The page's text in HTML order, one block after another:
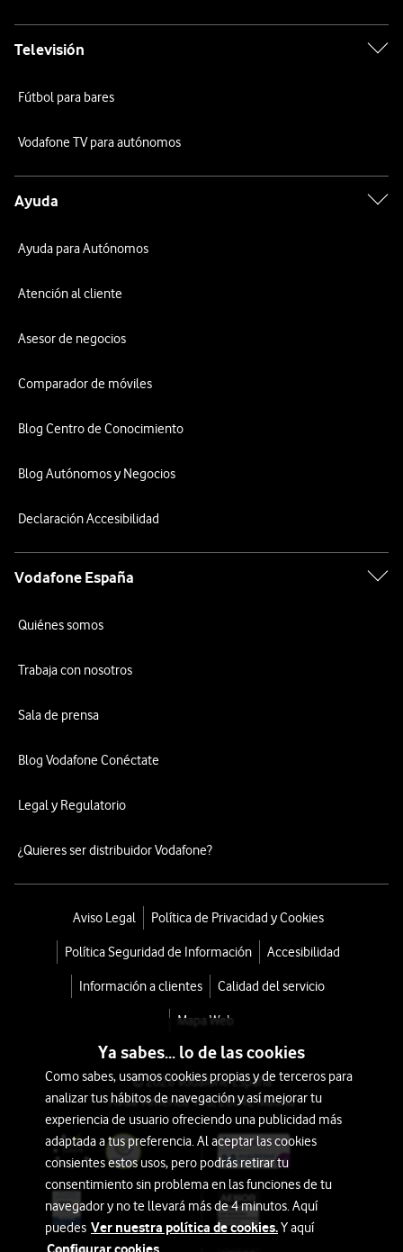
Televisión
Fútbol para bares
Vodafone TV para autónomos
Ayuda
Ayuda para Autónomos
Atención al cliente
Asesor de negocios
Comparador de móviles
Blog Centro de Conocimiento
Blog Autónomos y Negocios
Declaración Accesibilidad
Vodafone España
Quiénes somos
Trabaja con nosotros
Sala de prensa
Blog Vodafone Conéctate
Legal y Regulatorio
¿Quieres ser distribuidor Vodafone?
Aviso Legal Política de Privacidad y Cookies
Política Seguridad de Información Accesibilidad
Información a clientes Calidad del servicio
Mapa Web
© 2026 Vodafone España
Avda. América 115, 28042 Madrid
Ya sabes... lo de las cookies
Como sabes, usamos cookies propias y de terceros para
analizar tus hábitos de navegación y así mejorar tu
experiencia de usuario ofreciendo una publicidad más
adaptada a tus preferencia. Al aceptar las cookies
consientes estos usos, pero podrás retirar tu
consentimiento sin problema en las funciones de tu
navegador y no te llevará más de 4 minutos. Aquí
puedes Ver nuestra política de cookies.Y aquí